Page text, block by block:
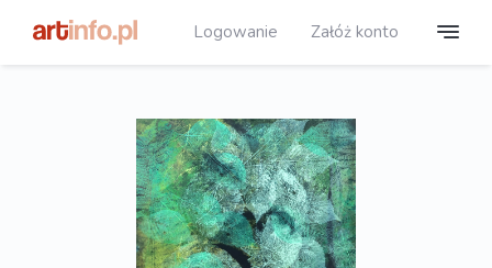
Logowanie Załóż konto